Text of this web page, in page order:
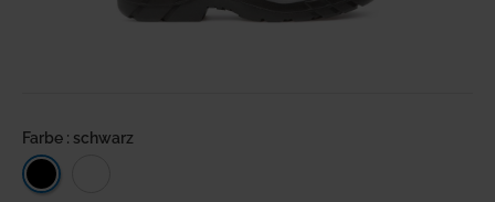
Merkliste
Farbe : schwarz